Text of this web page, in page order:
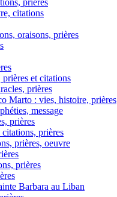
prières
citations
oraisons, prières
et citations
prières
Marto : vies, histoire, prières
message
prières
prières
prières, oeuvre
prières
Barbara au Liban